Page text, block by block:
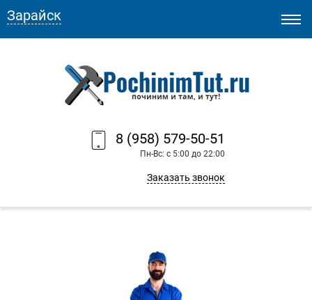
8 (958) 579-50-51
Пн-Вс: с 5:00 до 22:00
Заказать звонок
Зарайск